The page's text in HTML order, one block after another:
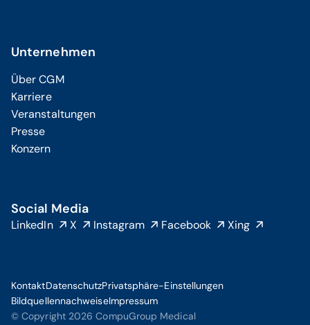
Unternehmen
Über CGM
Karriere
Veranstaltungen
Presse
Konzern
Social Media
LinkedIn X Instagram Facebook Xing
© Copyright 2026 CompuGroup Medical
KontaktDatenschutzPrivatsphäre-Einstellungen
BildquellennachweiseImpressum